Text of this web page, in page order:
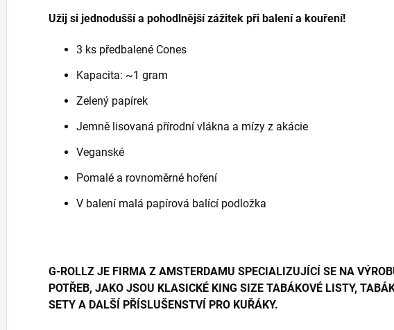
Užij si jednodušší a pohodlnější zážitek při balení a kouření!
3 ks předbalené Cones
Kapacita: ~1 gram
Zelený papírek
Jemně lisovaná přírodní vlákna a mízy z akácie
Veganské
Pomalé a rovnoměrné hoření
V balení malá papírová balící podložka
G-ROLLZ JE FIRMA Z AMSTERDAMU SPECIALIZUJÍCÍ SE NA
POTŘEB, JAKO JSOU KLASICKÉ KING SIZE TABÁKOVÉ LISTY,
SETY A DALŠÍ PŘÍSLUŠENSTVÍ PRO KUŘÁKY.